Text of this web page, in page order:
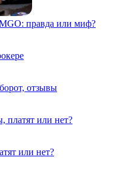
правда или миф?
отзывы
платят или нет?
или нет?